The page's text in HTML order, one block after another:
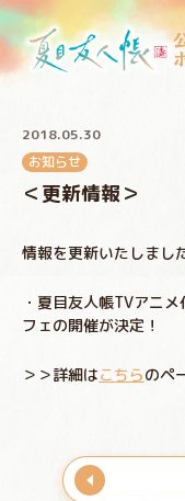
2018.05.30
お知らせ
＜更新情報＞
情報を更新いたしました
・夏目友人帳TVアニ
フェの開催が決定！
＞＞詳細はこちらのペ